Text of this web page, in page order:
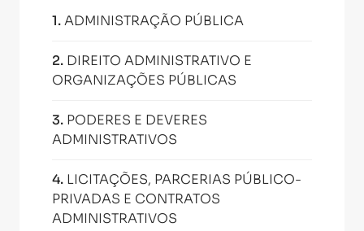
1.ADMINISTRAÇÃO PÚBLICA
2. DIREITO ADMINISTRATIVO E
ORGANIZAÇÕES PÚBLICAS
3. PODERES E DEVERES
ADMINISTRATIVOS
4. LICITAÇÕES, PARCERIAS PÚBLICO-
PRIVADAS E CONTRATOS
ADMINISTRATIVOS